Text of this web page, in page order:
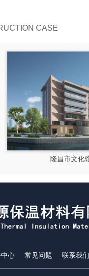
CASE
隆昌市文化馆
心 常见问题 联系我们